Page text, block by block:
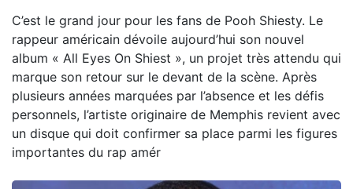
C’est le grand jour pour les fans de Pooh Shiesty. Le
rappeur américain dévoile aujourd’hui son nouvel
album « All Eyes On Shiest », un projet très attendu qui
marque son retour sur le devant de la scène. Après
plusieurs années marquées par l’absence et les défis
personnels, l’artiste originaire de Memphis revient avec
un disque qui doit confirmer sa place parmi les figures
importantes du rap amér